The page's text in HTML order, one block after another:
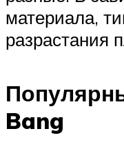
материала,
разрастания
Bang